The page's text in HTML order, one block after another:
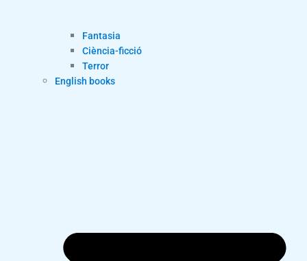
Fantasia
Ciència-ficció
Terror
English books